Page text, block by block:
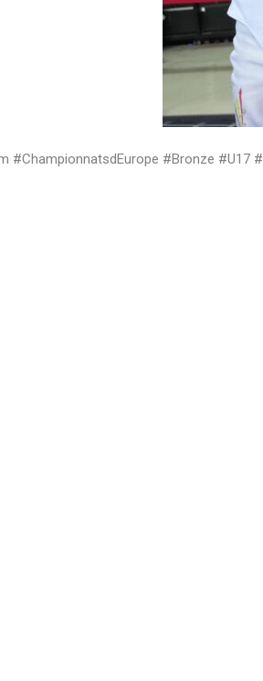
#ChampionnatsdEurope #Bronze #U17